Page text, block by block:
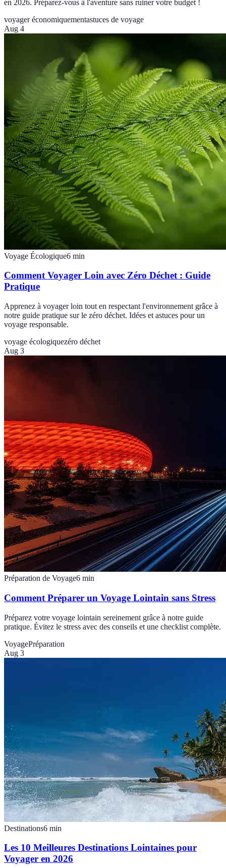
en 2026. Préparez-vous à l'aventure sans ruiner votre budget !
voyager économiquementastuces de voyage
Aug 4
Voyage Écologique6 min
Comment Voyager Loin avec Zéro Déchet : Guide
Pratique
Apprenez à voyager loin tout en respectant l'environnement grâce à
notre guide pratique sur le zéro déchet. Idées et astuces pour un
voyage responsable.
voyage écologiquezéro déchet
Aug 3
Préparation de Voyage6 min
Comment Préparer un Voyage Lointain sans Stress
Préparez votre voyage lointain sereinement grâce à notre guide
pratique. Évitez le stress avec des conseils et une checklist complète.
VoyagePréparation
Aug 3
Destinations6 min
Les 10 Meilleures Destinations Lointaines pour
Voyager en 2026